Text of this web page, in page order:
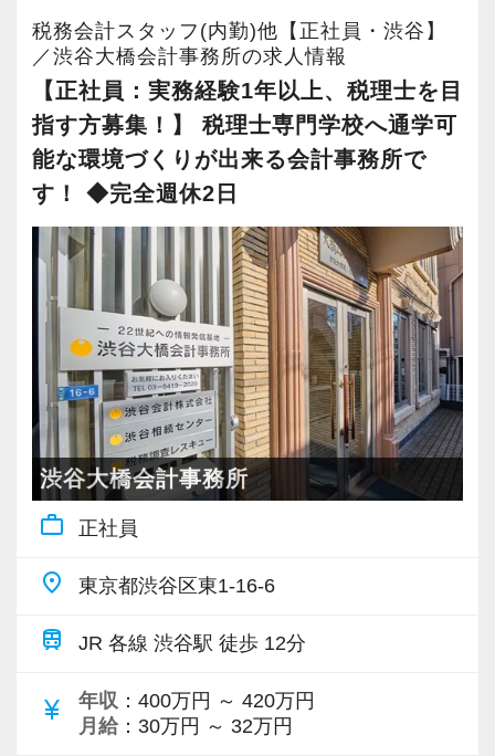
す。
【社内の雰囲気】
当事務所は先輩スタッフがつきながら、1つ1つ
の業務を丁寧に指導する体制があります。
入社2～3年後に法人税申告書の作成が出来る
様、指導しています。
このような体制があることで安心して業務を進
められ、指導をする側の教育にも繋がってくる
と考えています。
お互い協力しあいながら、共に成長を目指して
いく環境が整っています。
服装は2026年5月からビジネスカジュアルを導
入。清潔感があり社会人としての身だしなみを
心がけて頂ければ大丈夫です。ネイルも自由で
す。
けることができます。
【福利厚生】
から商品を購入した場合は、クライアントへの
売上貢献として事務所で半額を負担します。
をお守り致します
⑦組織化され、各業務はマニュアル化されてい
るので安心してお仕事していただけます
⑧個人の生活スタイルを重視した働き方が出来
る事務所です
高品質、高価格の一流ブランド戦略も大きなポ
イントのひとつです。
当事務所は、単なる記帳代行、申告書作成にと
どまらず、クライアントの未来を見据えたパー
トナーであり続けるため、専門知識はもちろ
ん、企画力・提案力も日々磨きをかけていま
す。
あなたのスキルを当事務所で人生の武器に変え
ませんか？ルーティンにとどまらず、「考える
仕事」で自分の市場価値を高めたい方、是非一
緒にお仕事しましょう。
仕事も、人生も、どちらも大切に。効率的な業
い働き方を実現しています。
安定した環境で腰を据えて働きながら専門性も
税務会計スタッフ(内勤)他【正社員・渋谷】
／渋谷大橋会計事務所の求人情報
【正社員：実務経験1年以上、税理士を目
指す方募集！】 税理士専門学校へ通学可
能な環境づくりが出来る会計事務所で
す！ ◆完全週休2日
渋谷大橋会計事務所
work_outline 正社員
place 東京都渋谷区東1-16-6
train JR 各線 渋谷駅 徒歩 12分
currency_yen 年収 ：400万円 ～ 420万円
月給 ：30万円 ～ 32万円